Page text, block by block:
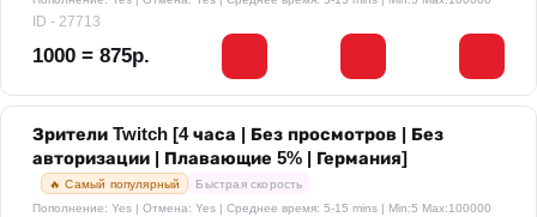
ID - 27713
1000 = 875р.
Зрители Twitch [4 часа | Без просмотров | Без
авторизации | Плавающие 5% | Германия]
🔥 Самый популярный
Быстрая скорость
Пополнение: Yes | Отмена: Yes | Среднее время: 5-15 mins | Min:5 Max:100000